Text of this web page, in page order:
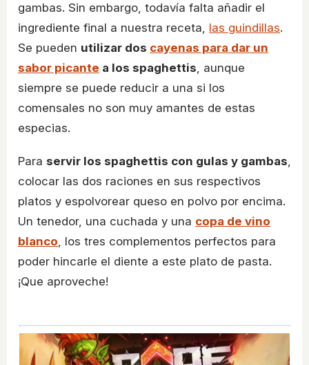
gambas. Sin embargo, todavía falta añadir el
ingrediente final a nuestra receta, las guindillas.
Se pueden utilizar dos cayenas para dar un
sabor picante a los spaghettis, aunque
siempre se puede reducir a una si los
comensales no son muy amantes de estas
especias.
Para servir los spaghettis con gulas y gambas,
colocar las dos raciones en sus respectivos
platos y espolvorear queso en polvo por encima.
Un tenedor, una cuchada y una copa de vino
blanco, los tres complementos perfectos para
poder hincarle el diente a este plato de pasta.
¡Que aproveche!